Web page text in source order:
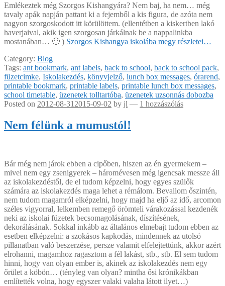
Emlékeztek még Szorgos Kishangyára? Nem baj, ha nem… még
tavaly apák napján pattant ki a fejemből a kis figura, de azóta nem
nagyon szorgoskodott itt körülöttem. (ellentétben a kiskertben lakó
haverjaival, akik igen szorgosan járkálnak be a nappalinkba
mostanában… 🙂 ) Szorgos Kishangya iskolába megy részletei…
Category: Blog
Tags: ant bookmark, ant labels, back to school, back to school pack,
füzetcimke, Iskolakezdés, könyvjelző, lunch box messages, órarend,
printable bookmark, printable labels, printable lunch box messages,
school timetable, üzenetek tolltartóba, üzenetek uzsonnás dobozba
Posted on 2012-08-31 2015-09-02 by jl — 1 hozzászólás
Nem félünk a mumustól!
Bár még nem járok ebben a cipőben, hiszen az én gyermekem –
mivel nem egy zsenigyerek – háromévesen még igencsak messze áll
az iskolakezdéstől, de el tudom képzelni, hogy egyes szülők
számára az iskolakezdés maga lehet a rémálom. Bevallom őszintén,
nem tudom magamról elképzelni, hogy majd ha eljő az idő, arcomon
széles vigyorral, lelkemben remegő örömteli várakozással kezdenék
neki az iskolai füzetek becsomagolásának, díszítésének,
dekorálásának. Sokkal inkább az általános elmebajt tudom ebben az
esetben elképzelni: a szokásos kapkodás, mindennek az utolsó
pillanatban való beszerzése, persze valamit elfelejtettünk, akkor azért
elrohanni, magamhoz ragasztom a fél lakást, stb., stb. El sem tudom
hinni, hogy van olyan ember is, akinek az iskolakezdés nem egy
őrület a köbön… (tényleg van olyan? mintha ősi krónikákban
említették volna, hogy egyszer valaki valaha látott ilyet…)